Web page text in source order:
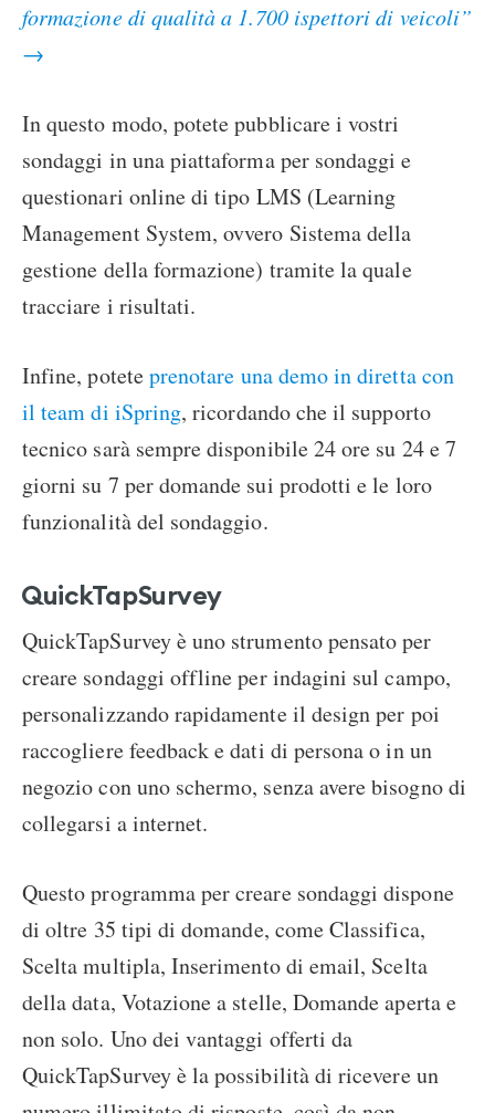
formazione di qualità a 1.700 ispettori di veicoli”
→
In questo modo, potete pubblicare i vostri
sondaggi in una piattaforma per sondaggi e
questionari online di tipo LMS (Learning
Management System, ovvero Sistema della
gestione della formazione) tramite la quale
tracciare i risultati.
Infine, poteteprenotare una demo in diretta con
il team di iSpring, ricordando che il supporto
tecnico sarà sempre disponibile 24 ore su 24 e 7
giorni su 7 per domande sui prodotti e le loro
funzionalità del sondaggio.
QuickTapSurvey
QuickTapSurvey è uno strumento pensato per
creare sondaggi offline per indagini sul campo,
personalizzando rapidamente il design per poi
raccogliere feedback e dati di persona o in un
negozio con uno schermo, senza avere bisogno di
collegarsi a internet.
Questo programma per creare sondaggi dispone
di oltre 35 tipi di domande, come Classifica,
Scelta multipla, Inserimento di email, Scelta
della data, Votazione a stelle, Domande aperta e
non solo. Uno dei vantaggi offerti da
QuickTapSurvey è la possibilità di ricevere un